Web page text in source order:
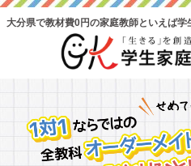
大分県で教材費0円の家庭教師といえば学